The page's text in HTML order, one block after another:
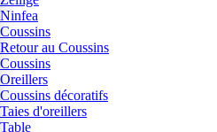
Ninfea
Coussins
Retour au Coussins
Coussins
Oreillers
Coussins décoratifs
Taies d'oreillers
Table